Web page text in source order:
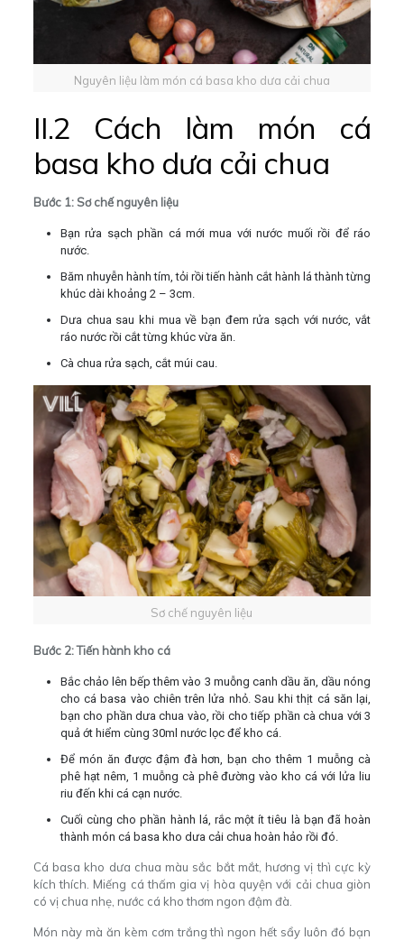
Nguyên liệu làm món cá basa kho dưa cải chua
II.2 Cách làm món cá
basa kho dưa cải chua
Bước 1: Sơ chế nguyên liệu
Bạn rửa sạch phần cá mới mua với nước muối rồi để ráo
nước.
Băm nhuyễn hành tím, tỏi rồi tiến hành cắt hành lá thành từng
khúc dài khoảng 2 – 3cm.
Dưa chua sau khi mua về bạn đem rửa sạch với nước, vắt
ráo nước rồi cắt từng khúc vừa ăn.
Cà chua rửa sạch, cắt múi cau.
Sơ chế nguyên liệu
Bước 2: Tiến hành kho cá
Bắc chảo lên bếp thêm vào 3 muỗng canh dầu ăn, dầu nóng
cho cá basa vào chiên trên lửa nhỏ. Sau khi thịt cá săn lại,
bạn cho phần dưa chua vào, rồi cho tiếp phần cà chua với 3
quả ớt hiểm cùng 30ml nước lọc để kho cá.
Để món ăn được đậm đà hơn, bạn cho thêm 1 muỗng cà
phê hạt nêm, 1 muỗng cà phê đường vào kho cá với lửa liu
riu đến khi cá cạn nước.
Cuối cùng cho phần hành lá, rắc một ít tiêu là bạn đã hoàn
thành món cá basa kho dưa cải chua hoàn hảo rồi đó.
Cá basa kho dưa chua màu sắc bắt mắt, hương vị thì cực kỳ
kích thích. Miếng cá thấm gia vị hòa quyện với cải chua giòn
có vị chua nhẹ, nước cá kho thơm ngon đậm đà.
Món này mà ăn kèm cơm trắng thì ngon hết sẩy luôn đó bạn